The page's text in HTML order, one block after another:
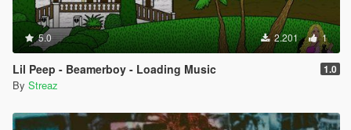
5.0 2.201 1
Lil Peep - Beamerboy - Loading Music 1.0
By Streaz